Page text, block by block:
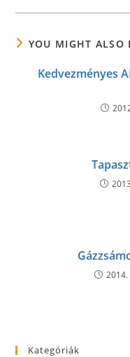
YOU MIGHT ALSO
Kedvezményes
Kategóriák